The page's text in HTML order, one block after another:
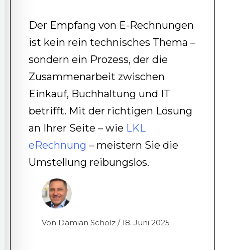
Der Empfang von E-Rechnungen
ist kein rein technisches Thema –
sondern ein Prozess, der die
Zusammenarbeit zwischen
Einkauf, Buchhaltung und IT
betrifft. Mit der richtigen Lösung
an Ihrer Seite – wie LKL
eRechnung – meistern Sie die
Umstellung reibungslos.
Von Damian Scholz / 18. Juni 2025